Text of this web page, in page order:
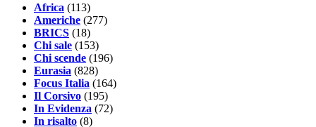
Africa (113)
Americhe (277)
BRICS (18)
Chi sale (153)
Chi scende (196)
Eurasia (828)
Focus Italia (164)
Il Corsivo (195)
In Evidenza (72)
In risalto (8)